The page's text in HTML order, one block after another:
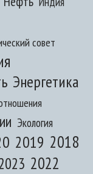
совет
Энергетика
Экология
2019 2018
2022